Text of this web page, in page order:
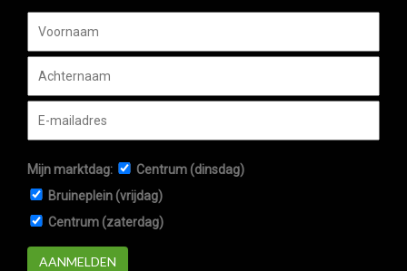
Mijn marktdag:
Centrum (dinsdag)
Bruineplein (vrijdag)
Centrum (zaterdag)
AANMELDEN